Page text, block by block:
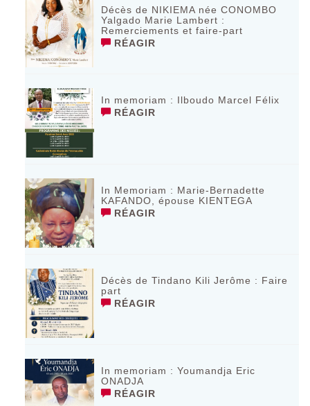
Décès de NIKIEMA née CONOMBO
Yalgado Marie Lambert :
Remerciements et faire-part
RÉAGIR
In memoriam : Ilboudo Marcel Félix
RÉAGIR
In Memoriam : Marie-Bernadette
KAFANDO, épouse KIENTEGA
RÉAGIR
Décès de Tindano Kili Jerôme : Faire
part
RÉAGIR
In memoriam : Youmandja Eric
ONADJA
RÉAGIR